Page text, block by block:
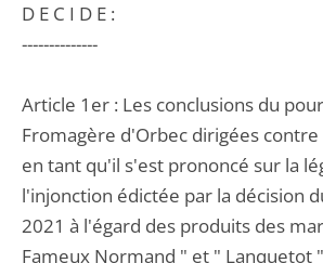
D E C I D E :
--------------
Article 1er : Les conclusions du
Fromagère d'Orbec dirigées
en tant qu'il s'est prononcé sur la
l'injonction édictée par la décision
2021 à l'égard des produits des
Fameux Normand " et " Lanquetot